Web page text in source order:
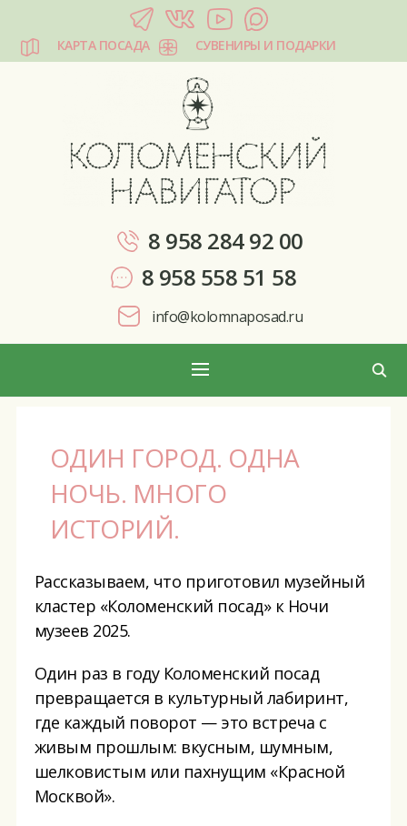
КАРТА ПОСАДА СУВЕНИРЫ И ПОДАРКИ
8 958 284 92 00
8 958 558 51 58
info@kolomnaposad.ru
ОДИН ГОРОД. ОДНА
НОЧЬ. МНОГО
ИСТОРИЙ.
Рассказываем, что приготовил музейный
кластер «Коломенский посад» к Ночи
музеев 2025.
Один раз в году Коломенский посад
превращается в культурный лабиринт,
где каждый поворот — это встреча с
живым прошлым: вкусным, шумным,
шелковистым или пахнущим «Красной
Москвой».